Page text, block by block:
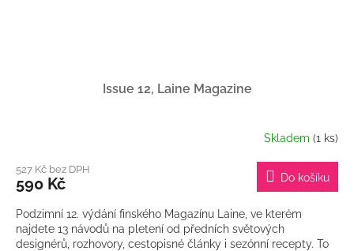
Issue 12, Laine Magazine
Skladem (1 ks)
527 Kč bez DPH
590 Kč Do košíku
Podzimní 12. výdání finského Magazínu Laine, ve kterém
najdete 13 návodů na pletení od předních světových
designérů, rozhovory, cestopisné články i sezónní recepty. To